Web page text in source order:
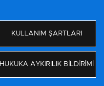
KULLANIM ŞARTLARI
HUKUKA AYKIRILIK BİLDİRİMİ